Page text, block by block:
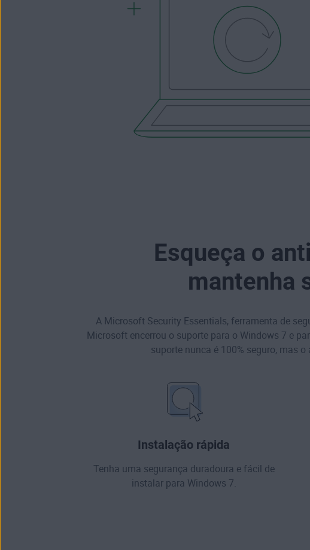
Esqueça o
mantenha
A Microsoft Security Essentials, ferramenta de
Microsoft encerrou o suporte para o Windows 7 e
suporte nunca é 100% seguro, mas
Instalação rápida
Tenha uma segurança duradoura e fácil de
instalar para Windows 7.